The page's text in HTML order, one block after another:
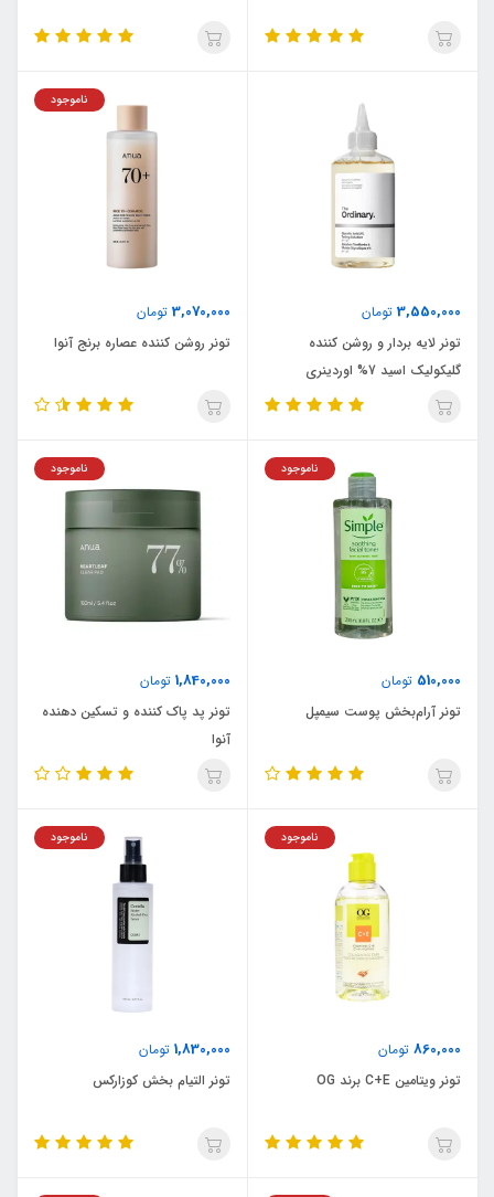
3,550,000 تومان
تونر لایه بردار و روشن کننده
گلیکولیک اسید 7% اوردینری
3,070,000 تومان
ناموجود
تونر روشن کننده عصاره برنج آنوا
510,000 تومان
ناموجود
تونر آرام‌بخش پوست سیمپل
1,840,000 تومان
ناموجود
تونر پد پاک کننده و تسکین دهنده
آنوا
860,000 تومان
ناموجود
تونر ویتامین C+E برند OG
1,830,000 تومان
ناموجود
تونر التیام بخش کوزارکس